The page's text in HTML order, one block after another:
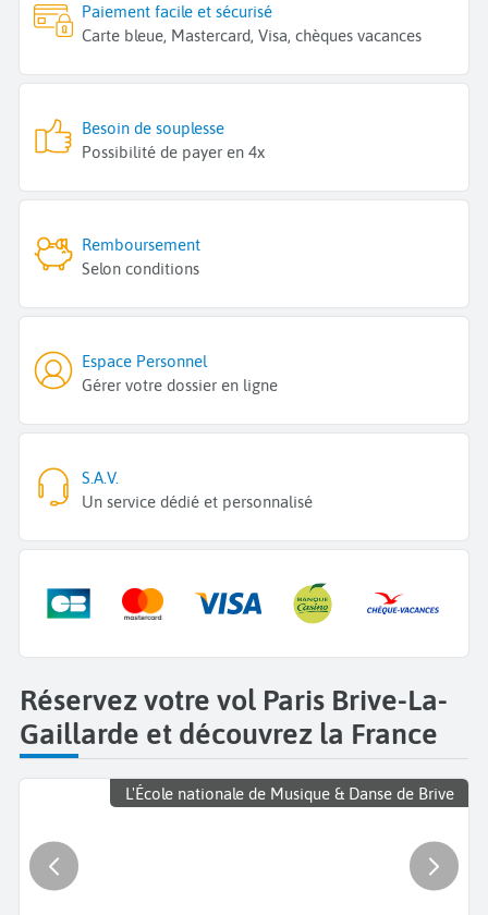
Paiement facile et sécurisé
Carte bleue, Mastercard, Visa, chèques vacances
Besoin de souplesse
Possibilité de payer en 4x
Remboursement
Selon conditions
Espace Personnel
Gérer votre dossier en ligne
S.A.V.
Un service dédié et personnalisé
Réservez votre vol Paris Brive-La-
Gaillarde et découvrez la France
L'École nationale de Musique & Danse de Brive